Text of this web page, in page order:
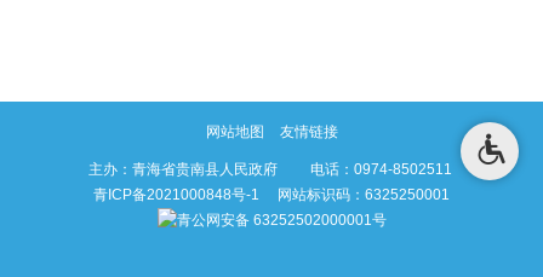
网站地图 友情链接
主办：青海省贵南县人民政府 电话：0974-8502511
青ICP备2021000848号-1 网站标识码：6325250001
青公网安备 63252502000001号